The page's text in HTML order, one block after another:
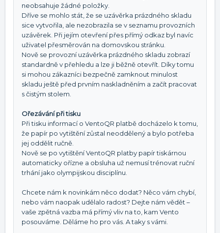
neobsahuje žádné položky.
Dříve se mohlo stát, že se uzávěrka prázdného skladu
sice vytvořila, ale nezobrazila se v seznamu provozních
uzávěrek. Při jejím otevření přes přímý odkaz byl navíc
uživatel přesměrován na domovskou stránku.
Nově se provozní uzávěrka prázdného skladu zobrazí
standardně v přehledu a lze ji běžně otevřít. Díky tomu
si mohou zákazníci bezpečně zamknout minulost
skladu ještě před prvním naskladněním a začít pracovat
s čistým stolem.
Ořezávání při tisku
Při tisku informací o VentoQR platbě docházelo k tomu,
že papír po vytištění zůstal neoddělený a bylo potřeba
jej oddělit ručně.
Nově se po vytištění VentoQR platby papír tiskárnou
automaticky ořízne a obsluha už nemusí trénovat ruční
trhání jako olympijskou disciplínu.
Chcete nám k novinkám něco dodat? Něco vám chybí,
nebo vám naopak udělalo radost? Dejte nám vědět –
vaše zpětná vazba má přímý vliv na to, kam Vento
posouváme. Děláme ho pro vás. A taky s vámi.